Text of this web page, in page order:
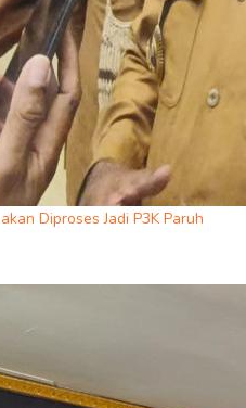
Diproses Jadi P3K Paruh